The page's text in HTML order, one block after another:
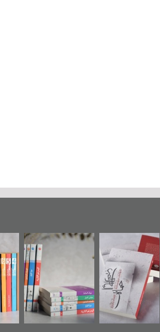
موضوعي
البريطانية
«مركز أوال»
في سلسلة من 5
كتب
"مرآة البحرين"